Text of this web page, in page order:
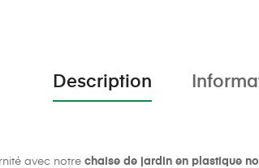
Description
avec notre chaise de jardin en plastique